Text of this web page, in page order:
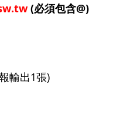
(必須包含@)
輸出1張)